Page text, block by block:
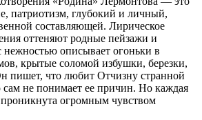
патриотизм, глубокий и личный,
составляющей. Лирическое
оттеняют родные пейзажи и
описывает огоньки в
крытые соломой избушки, березки,
пишет, что любит Отчизну странной
не понимает ее причин. Но каждая
проникнута огромным чувством